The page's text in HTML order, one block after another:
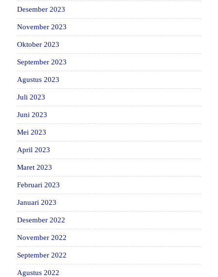
Desember 2023
November 2023
Oktober 2023
September 2023
Agustus 2023
Juli 2023
Juni 2023
Mei 2023
April 2023
Maret 2023
Februari 2023
Januari 2023
Desember 2022
November 2022
September 2022
Agustus 2022